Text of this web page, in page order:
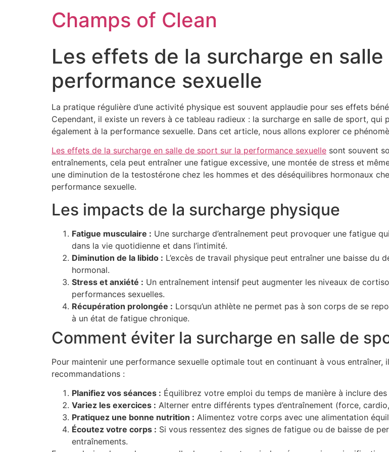
Champs of Clean
Les effets de la surcharge en
performance sexuelle
La pratique régulière d’une activité physique est souvent applaudie pour ses effets
Cependant, il existe un revers à ce tableau radieux : la surcharge en salle de sport,
également à la performance sexuelle. Dans cet article, nous allons explorer ce
Les effets de la surcharge en salle de sport sur la performance sexuelle sont souvent
entraînements, cela peut entraîner une fatigue excessive, une montée de stress et
une diminution de la testostérone chez les hommes et des déséquilibres hormonaux
performance sexuelle.
Les impacts de la surcharge physique
Fatigue musculaire : Une surcharge d’entraînement peut provoquer une fatigue
dans la vie quotidienne et dans l’intimité.
Diminution de la libido : L’excès de travail physique peut entraîner une baisse du
hormonal.
Stress et anxiété : Un entraînement intensif peut augmenter les niveaux de
performances sexuelles.
Récupération prolongée : Lorsqu’un athlète ne permet pas à son corps de se
à un état de fatigue chronique.
Comment éviter la surcharge en salle de
Pour maintenir une performance sexuelle optimale tout en continuant à vous
recommandations :
Planifiez vos séances : Équilibrez votre emploi du temps de manière à inclure
Variez les exercices : Alterner entre différents types d’entraînement (force,
Pratiquez une bonne nutrition : Alimentez votre corps avec une alimentation
Écoutez votre corps : Si vous ressentez des signes de fatigue ou de baisse de
entraînements.